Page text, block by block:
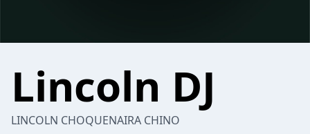
Lincoln DJ
LINCOLN CHOQUENAIRA CHINO